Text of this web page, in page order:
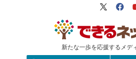
新たな一歩を応援するメデ
X（旧